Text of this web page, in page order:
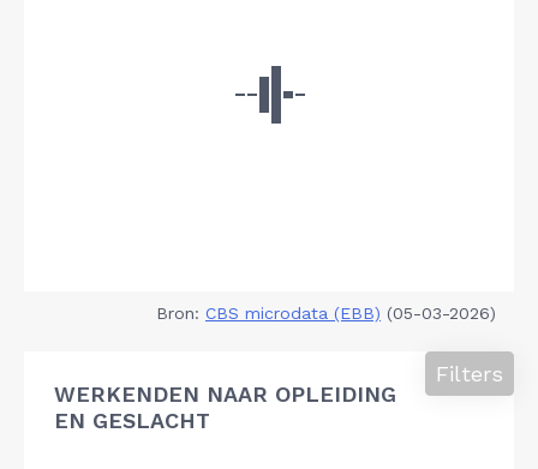
Bron: CBS microdata (EBB) (05-03-2026)
WERKENDEN NAAR OPLEIDING
EN GESLACHT
Filters